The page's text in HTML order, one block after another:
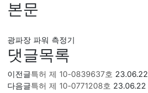
본문
광파장 파워 측정기
댓글목록
이전글특허 제 10-0839637호 23.06.22
다음글특허 제 10-0771208호 23.06.22